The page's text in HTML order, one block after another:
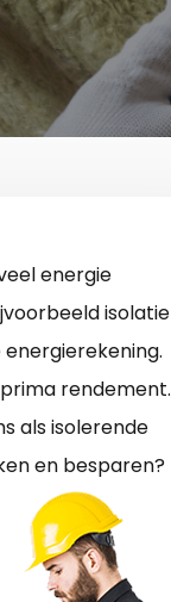
energie
isolatie
rendement.
als isolerende
en besparen?